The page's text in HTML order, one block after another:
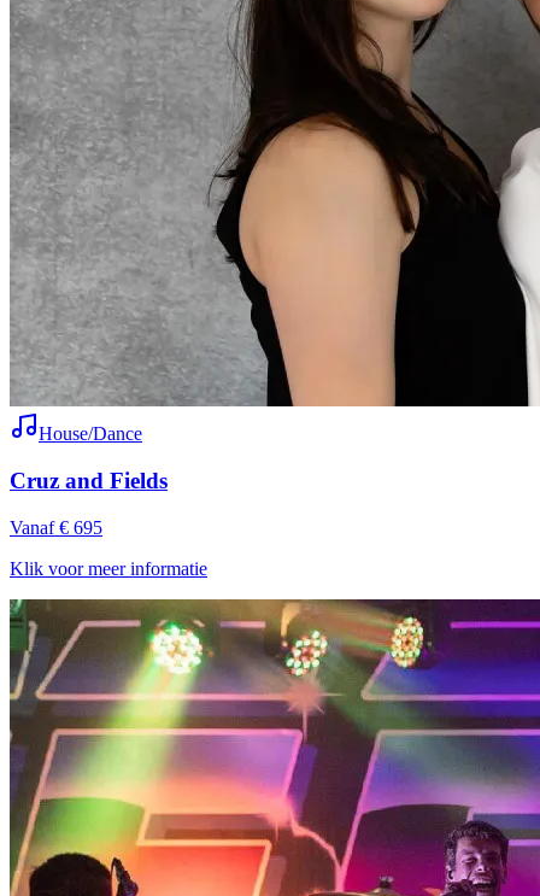
House/Dance
Cruz and Fields
Vanaf € 695
Klik voor meer informatie